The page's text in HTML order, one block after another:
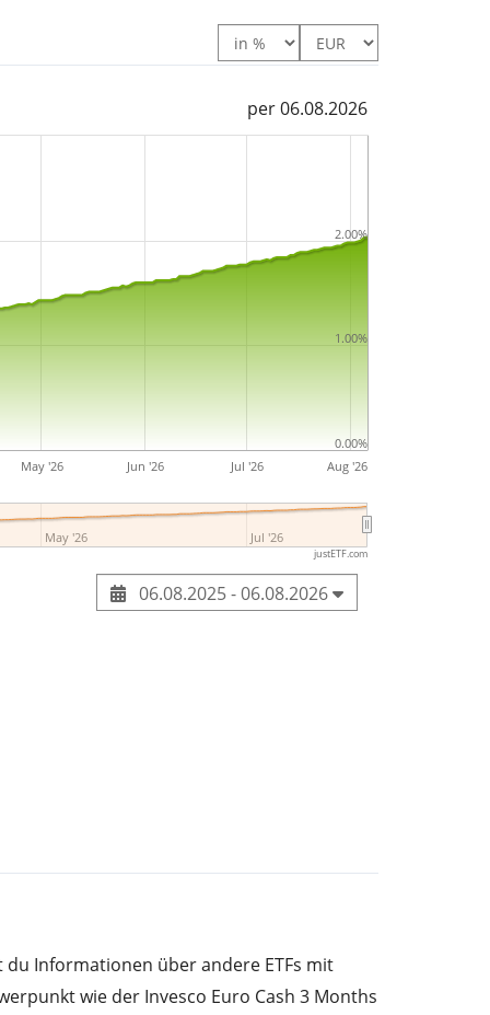
per 06.08.2026
May '26 Jun '26 Jul '26 Aug '26
May '26 Jul '26
0.00%
1.00%
2.00%
justETF.com
06.08.2025 - 06.08.2026
Informationen über andere ETFs mit
wie der Invesco Euro Cash 3 Months